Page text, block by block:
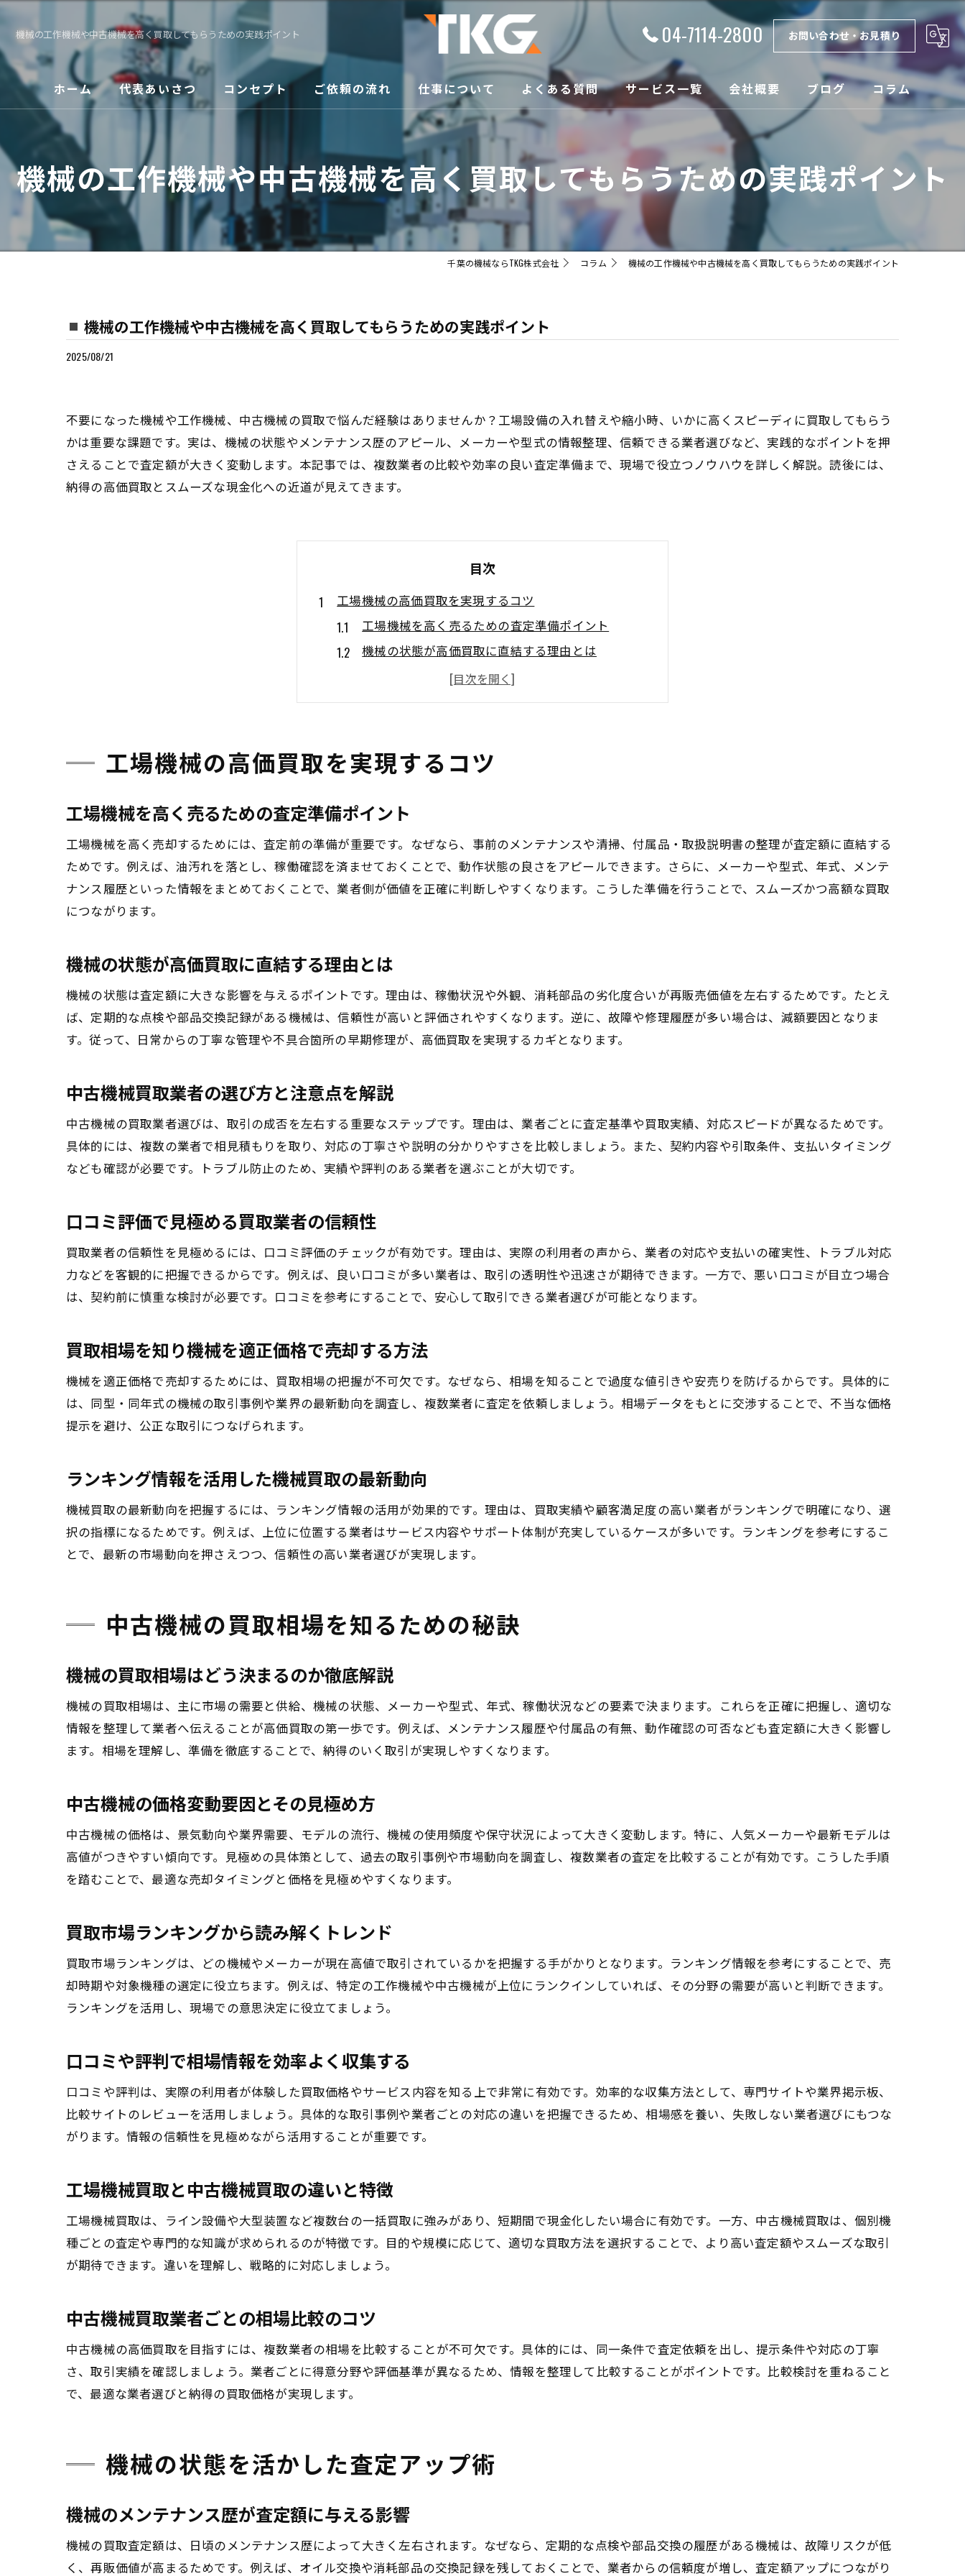
機械の工作機械や中古機械を高く買取してもらうための実践ポイント 04-7114-2800 お問い合わせ・お見積り
ホーム 代表あいさつ コンセプト ご依頼の流れ 仕事について よくある質問 サービス一覧
買取
メンテナンス
会社概要
漫画特集
ブログ コラム
機械の工作機械や中古機械を高く買取してもらうための実践ポイント
千葉の機械ならTKG株式会社 コラム 機械の工作機械や中古機械を高く買取してもらうための実践ポイント
機械の工作機械や中古機械を高く買取してもらうための実践ポイント
2025/08/21
不要になった機械や工作機械、中古機械の買取で悩んだ経験はありませんか？工場設備の入れ替えや縮小時、いかに高くスピーディに買取してもらう
かは重要な課題です。実は、機械の状態やメンテナンス歴のアピール、メーカーや型式の情報整理、信頼できる業者選びなど、実践的なポイントを押
さえることで査定額が大きく変動します。本記事では、複数業者の比較や効率の良い査定準備まで、現場で役立つノウハウを詳しく解説。読後には、
納得の高価買取とスムーズな現金化への近道が見えてきます。
目次
工場機械の高価買取を実現するコツ
工場機械を高く売るための査定準備ポイント
機械の状態が高価買取に直結する理由とは
中古機械買取業者の選び方と注意点を解説
口コミ評価で見極める買取業者の信頼性
ランキング情報を活用した機械買取の最新動向
中古機械の買取相場を知るための秘訣
機械の買取相場はどう決まるのか徹底解説
中古機械の価格変動要因とその見極め方
買取市場ランキングから読み解くトレンド
口コミや評判で相場情報を効率よく収集する
機械の状態を活かした査定アップ術
機械のメンテナンス歴が査定額に与える影響
外観の手入れで買取価格が上がる理由
中古機械買取で重視される機械の情報整理法
査定前にできる機械の簡単クリーニング方法
古い機械も高く売るための準備方法
古い機械でも高価買取を狙うための工夫
中古機械買取で重視される保管状態の秘訣
動作実績の記録で機械の価値を高めるコツ
旧型機械にも需要がある理由と市場動向
口コミを活用して古い機械を売る際の注意点
口コミで選ぶ中古機械買取のポイント
実際の利用者が評価する中古機械買取の特徴
トラブル回避に役立つ口コミ活用のコツ
ランキングサイトで比較する業者選びのポイント
スムーズな現金化を叶える買取の流れ
機械の買取から現金化までの全体フロー解説
買取手続きで押さえるべき重要ポイント
査定依頼から入金までのタイムラインを知る
複数業者への一括査定が現金化を加速する理由
信頼できる中古機械買取業者を見抜く基準
手数料や査定料で損しないための注意点
査定実績や口コミ情報の活用方法
取引条件の確認がトラブル防止につながる
オンライン査定と出張査定の違いと選び方
ランキング情報から見る買取市場の今
最新の機械買取ランキングが示す市場傾向
中古機械買取業者の人気動向をチェック
市場ランキングから読み解く機械の需要変化
工場機械買取サービスの比較と選び方
ランキング情報を賢く活かす売却戦略
工場機械の高価買取を実現するコツ
工場機械を高く売るための査定準備ポイント
工場機械を高く売却するためには、査定前の準備が重要です。なぜなら、事前のメンテナンスや清掃、付属品・取扱説明書の整理が査定額に直結する
ためです。例えば、油汚れを落とし、稼働確認を済ませておくことで、動作状態の良さをアピールできます。さらに、メーカーや型式、年式、メンテ
ナンス履歴といった情報をまとめておくことで、業者側が価値を正確に判断しやすくなります。こうした準備を行うことで、スムーズかつ高額な買取
につながります。
機械の状態が高価買取に直結する理由とは
機械の状態は査定額に大きな影響を与えるポイントです。理由は、稼働状況や外観、消耗部品の劣化度合いが再販売価値を左右するためです。たとえ
ば、定期的な点検や部品交換記録がある機械は、信頼性が高いと評価されやすくなります。逆に、故障や修理履歴が多い場合は、減額要因となりま
す。従って、日常からの丁寧な管理や不具合箇所の早期修理が、高価買取を実現するカギとなります。
中古機械買取業者の選び方と注意点を解説
中古機械の買取業者選びは、取引の成否を左右する重要なステップです。理由は、業者ごとに査定基準や買取実績、対応スピードが異なるためです。
具体的には、複数の業者で相見積もりを取り、対応の丁寧さや説明の分かりやすさを比較しましょう。また、契約内容や引取条件、支払いタイミング
なども確認が必要です。トラブル防止のため、実績や評判のある業者を選ぶことが大切です。
口コミ評価で見極める買取業者の信頼性
買取業者の信頼性を見極めるには、口コミ評価のチェックが有効です。理由は、実際の利用者の声から、業者の対応や支払いの確実性、トラブル対応
力などを客観的に把握できるからです。例えば、良い口コミが多い業者は、取引の透明性や迅速さが期待できます。一方で、悪い口コミが目立つ場合
は、契約前に慎重な検討が必要です。口コミを参考にすることで、安心して取引できる業者選びが可能となります。
買取相場を知り機械を適正価格で売却する方法
機械を適正価格で売却するためには、買取相場の把握が不可欠です。なぜなら、相場を知ることで過度な値引きや安売りを防げるからです。具体的に
は、同型・同年式の機械の取引事例や業界の最新動向を調査し、複数業者に査定を依頼しましょう。相場データをもとに交渉することで、不当な価格
提示を避け、公正な取引につなげられます。
ランキング情報を活用した機械買取の最新動向
機械買取の最新動向を把握するには、ランキング情報の活用が効果的です。理由は、買取実績や顧客満足度の高い業者がランキングで明確になり、選
択の指標になるためです。例えば、上位に位置する業者はサービス内容やサポート体制が充実しているケースが多いです。ランキングを参考にするこ
とで、最新の市場動向を押さえつつ、信頼性の高い業者選びが実現します。
中古機械の買取相場を知るための秘訣
機械の買取相場はどう決まるのか徹底解説
機械の買取相場は、主に市場の需要と供給、機械の状態、メーカーや型式、年式、稼働状況などの要素で決まります。これらを正確に把握し、適切な
情報を整理して業者へ伝えることが高価買取の第一歩です。例えば、メンテナンス履歴や付属品の有無、動作確認の可否なども査定額に大きく影響し
ます。相場を理解し、準備を徹底することで、納得のいく取引が実現しやすくなります。
中古機械の価格変動要因とその見極め方
中古機械の価格は、景気動向や業界需要、モデルの流行、機械の使用頻度や保守状況によって大きく変動します。特に、人気メーカーや最新モデルは
高値がつきやすい傾向です。見極めの具体策として、過去の取引事例や市場動向を調査し、複数業者の査定を比較することが有効です。こうした手順
を踏むことで、最適な売却タイミングと価格を見極めやすくなります。
買取市場ランキングから読み解くトレンド
買取市場ランキングは、どの機械やメーカーが現在高値で取引されているかを把握する手がかりとなります。ランキング情報を参考にすることで、売
却時期や対象機種の選定に役立ちます。例えば、特定の工作機械や中古機械が上位にランクインしていれば、その分野の需要が高いと判断できます。
ランキングを活用し、現場での意思決定に役立てましょう。
口コミや評判で相場情報を効率よく収集する
口コミや評判は、実際の利用者が体験した買取価格やサービス内容を知る上で非常に有効です。効率的な収集方法として、専門サイトや業界掲示板、
比較サイトのレビューを活用しましょう。具体的な取引事例や業者ごとの対応の違いを把握できるため、相場感を養い、失敗しない業者選びにもつな
がります。情報の信頼性を見極めながら活用することが重要です。
工場機械買取と中古機械買取の違いと特徴
工場機械買取は、ライン設備や大型装置など複数台の一括買取に強みがあり、短期間で現金化したい場合に有効です。一方、中古機械買取は、個別機
種ごとの査定や専門的な知識が求められるのが特徴です。目的や規模に応じて、適切な買取方法を選択することで、より高い査定額やスムーズな取引
が期待できます。違いを理解し、戦略的に対応しましょう。
中古機械買取業者ごとの相場比較のコツ
中古機械の高価買取を目指すには、複数業者の相場を比較することが不可欠です。具体的には、同一条件で査定依頼を出し、提示条件や対応の丁寧
さ、取引実績を確認しましょう。業者ごとに得意分野や評価基準が異なるため、情報を整理して比較することがポイントです。比較検討を重ねること
で、最適な業者選びと納得の買取価格が実現します。
機械の状態を活かした査定アップ術
機械のメンテナンス歴が査定額に与える影響
機械の買取査定額は、日頃のメンテナンス歴によって大きく左右されます。なぜなら、定期的な点検や部品交換の履歴がある機械は、故障リスクが低
く、再販価値が高まるためです。例えば、オイル交換や消耗部品の交換記録を残しておくことで、業者からの信頼度が増し、査定額アップにつながり